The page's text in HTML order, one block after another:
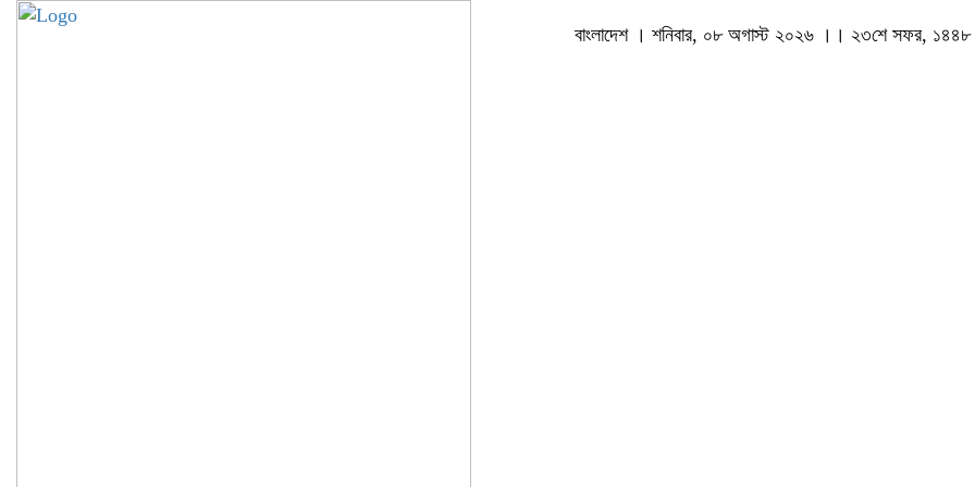
বাংলাদেশ । শনিবার, ০৮ অগাস্ট ২০২৬ ।। ২৩শে সফর, ১৪৪৮